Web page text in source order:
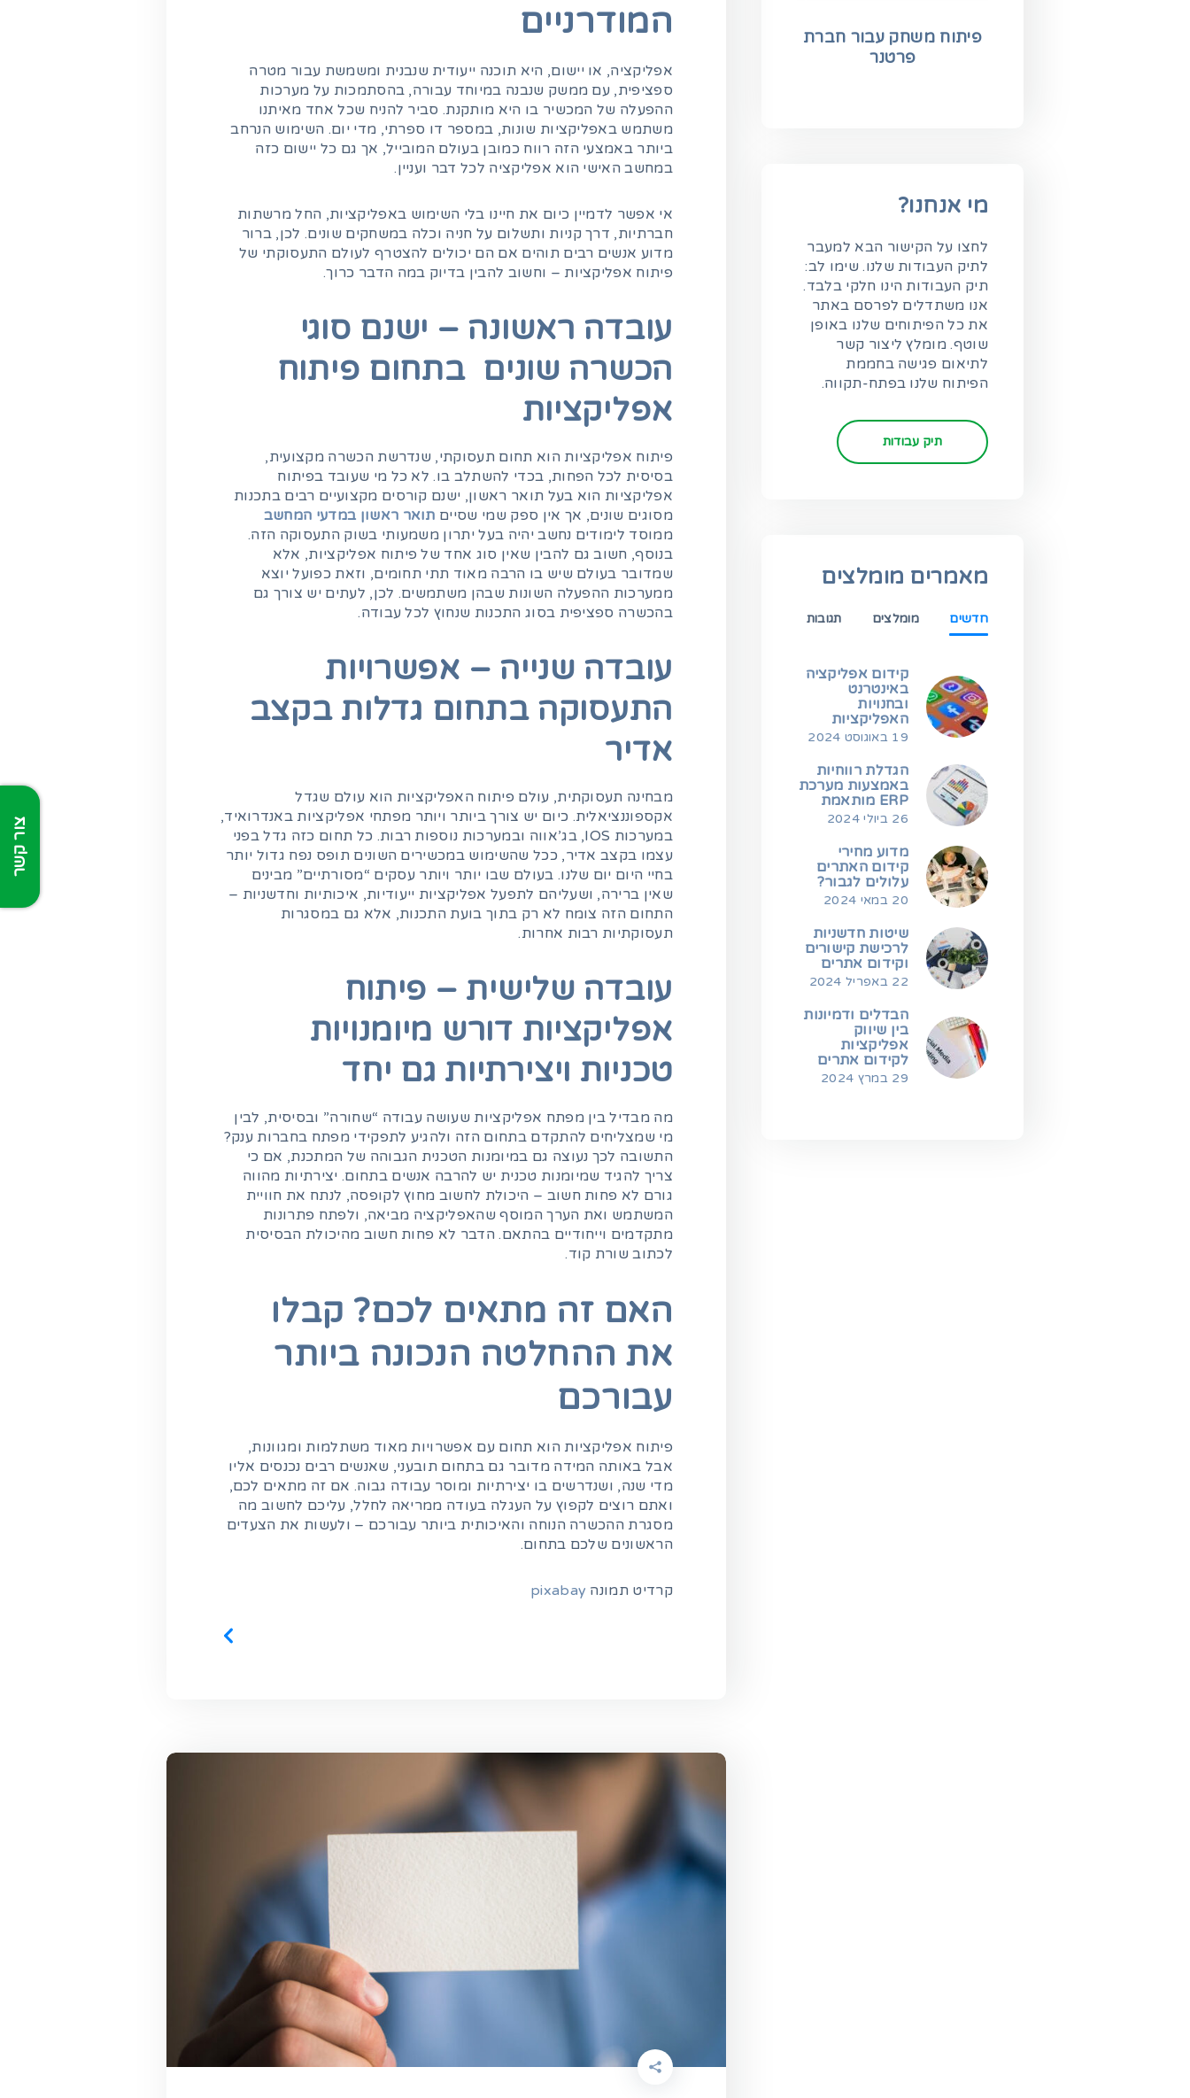
המודרניים
אפליקציה, או יישום, היא תוכנה ייעודית שנבנית ומשמשת עבור מטרה
ספציפית, עם ממשק שנבנה במיוחד עבורה, בהסתמכות על מערכות
ההפעלה של המכשיר בו היא מותקנת. סביר להניח שכל אחד מאיתנו
משתמש באפליקציות שונות, במספר דו ספרתי, מדי יום. השימוש הנרחב
ביותר באמצעי הזה רווח כמובן בעולם המובייל, אך גם כל יישום כזה
במחשב האישי הוא אפליקציה לכל דבר ועניין.
אי אפשר לדמיין כיום את חיינו בלי השימוש באפליקציות, החל מרשתות
חברתיות, דרך קניות ותשלום על חניה וכלה במשחקים שונים. לכן, ברור
מדוע אנשים רבים תוהים אם הם יכולים להצטרף לעולם התעסוקתי של
פיתוח אפליקציות – וחשוב להבין בדיוק במה הדבר כרוך.
עובדה ראשונה – ישנם סוגי
הכשרה שונים בתחום פיתוח
אפליקציות
פיתוח אפליקציות הוא תחום תעסוקתי, שנדרשת הכשרה מקצועית,
בסיסית לכל הפחות, בכדי להשתלב בו. לא כל מי שעובד בפיתוח
אפליקציות הוא בעל תואר ראשון, ישנם קורסים מקצועיים רבים בתכנות
מסוגים שונים, אך אין ספק שמי שסיים תואר ראשון במדעי המחשב
ממוסד לימודים נחשב יהיה בעל יתרון משמעותי בשוק התעסוקה הזה.
בנוסף, חשוב גם להבין שאין סוג אחד של פיתוח אפליקציות, אלא
שמדובר בעולם שיש בו הרבה מאוד תתי תחומים, וזאת כפועל יוצא
ממערכות ההפעלה השונות שבהן משתמשים. לכן, לעתים יש צורך גם
בהכשרה ספציפית בסוג התכנות שנחוץ לכל עבודה.
עובדה שנייה – אפשרויות
התעסוקה בתחום גדלות בקצב
אדיר
מבחינה תעסוקתית, עולם פיתוח האפליקציות הוא עולם שגדל
אקספוננציאלית. כיום יש צורך ביותר ויותר מפתחי אפליקציות באנדרואיד,
במערכות IOS, בג’אווה ובמערכות נוספות רבות. כל תחום כזה גדל בפני
עצמו בקצב אדיר, ככל שהשימוש במכשירים השונים תופס נפח גדול יותר
בחיי היום יום שלנו. בעולם שבו יותר ויותר עסקים “מסורתיים” מבינים
שאין ברירה, ושעליהם לתפעל אפליקציות ייעודיות, איכותיות וחדשניות –
התחום הזה צומח לא רק בתוך בועת התכנות, אלא גם במסגרות
תעסוקתיות רבות אחרות.
עובדה שלישית – פיתוח
אפליקציות דורש מיומנויות
טכניות ויצירתיות גם יחד
מה מבדיל בין מפתח אפליקציות שעושה עבודה “שחורה” ובסיסית, לבין
מי שמצליחים להתקדם בתחום הזה ולהגיע לתפקידי מפתח בחברות ענק?
התשובה לכך נעוצה גם במיומנות הטכנית הגבוהה של המתכנת, אם כי
צריך להגיד שמיומנות טכנית יש להרבה אנשים בתחום. יצירתיות מהווה
גורם לא פחות חשוב – היכולת לחשוב מחוץ לקופסה, לנתח את חוויית
המשתמש ואת הערך המוסף שהאפליקציה מביאה, ולפתח פתרונות
מתקדמים וייחודיים בהתאם. הדבר לא פחות חשוב מהיכולת הבסיסית
לכתוב שורת קוד.
האם זה מתאים לכם? קבלו
את ההחלטה הנכונה ביותר
עבורכם
פיתוח אפליקציות הוא תחום עם אפשרויות מאוד משתלמות ומגוונות,
אבל באותה המידה מדובר גם בתחום תובעני, שאנשים רבים נכנסים אליו
מדי שנה, ושנדרשים בו יצירתיות ומוסר עבודה גבוה. אם זה מתאים לכם,
ואתם רוצים לקפוץ על העגלה בעודה ממריאה לחלל, עליכם לחשוב מה
מסגרת ההכשרה הנוחה והאיכותית ביותר עבורכם – ולעשות את הצעדים
הראשונים שלכם בתחום.
קרדיט תמונה pixabay
פיתוח משחק עבור חברת
פרטנר
שירות VIP של אל-על
האפליקציה שמביאה סוף
הדיגיטלי
מי אנחנו?
לחצו על הקישור הבא למעבר
לתיק העבודות שלנו. שימו לב:
תיק העבודות הינו חלקי בלבד.
אנו משתדלים לפרסם באתר
את כל הפיתוחים שלנו באופן
שוטף. מומלץ ליצור קשר
לתיאום פגישה בחממת
הפיתוח שלנו בפתח-תקווה.
תיק עבודות
מאמרים מומלצים
חדשים מומלצים תגובות
קידום אפליקציה
באינטרנט
ובחנויות
האפליקציות
19 באוגוסט 2024
הגדלת רווחיות
באמצעות מערכת
ERP מותאמת
26 ביולי 2024
מדוע מחירי
קידום האתרים
עלולים לגבור?
20 במאי 2024
שיטות חדשניות
לרכישת קישורים
וקידום אתרים
22 באפריל 2024
הבדלים ודמיונות
בין שיווק
אפליקציות
לקידום אתרים
29 במרץ 2024
צור קשר